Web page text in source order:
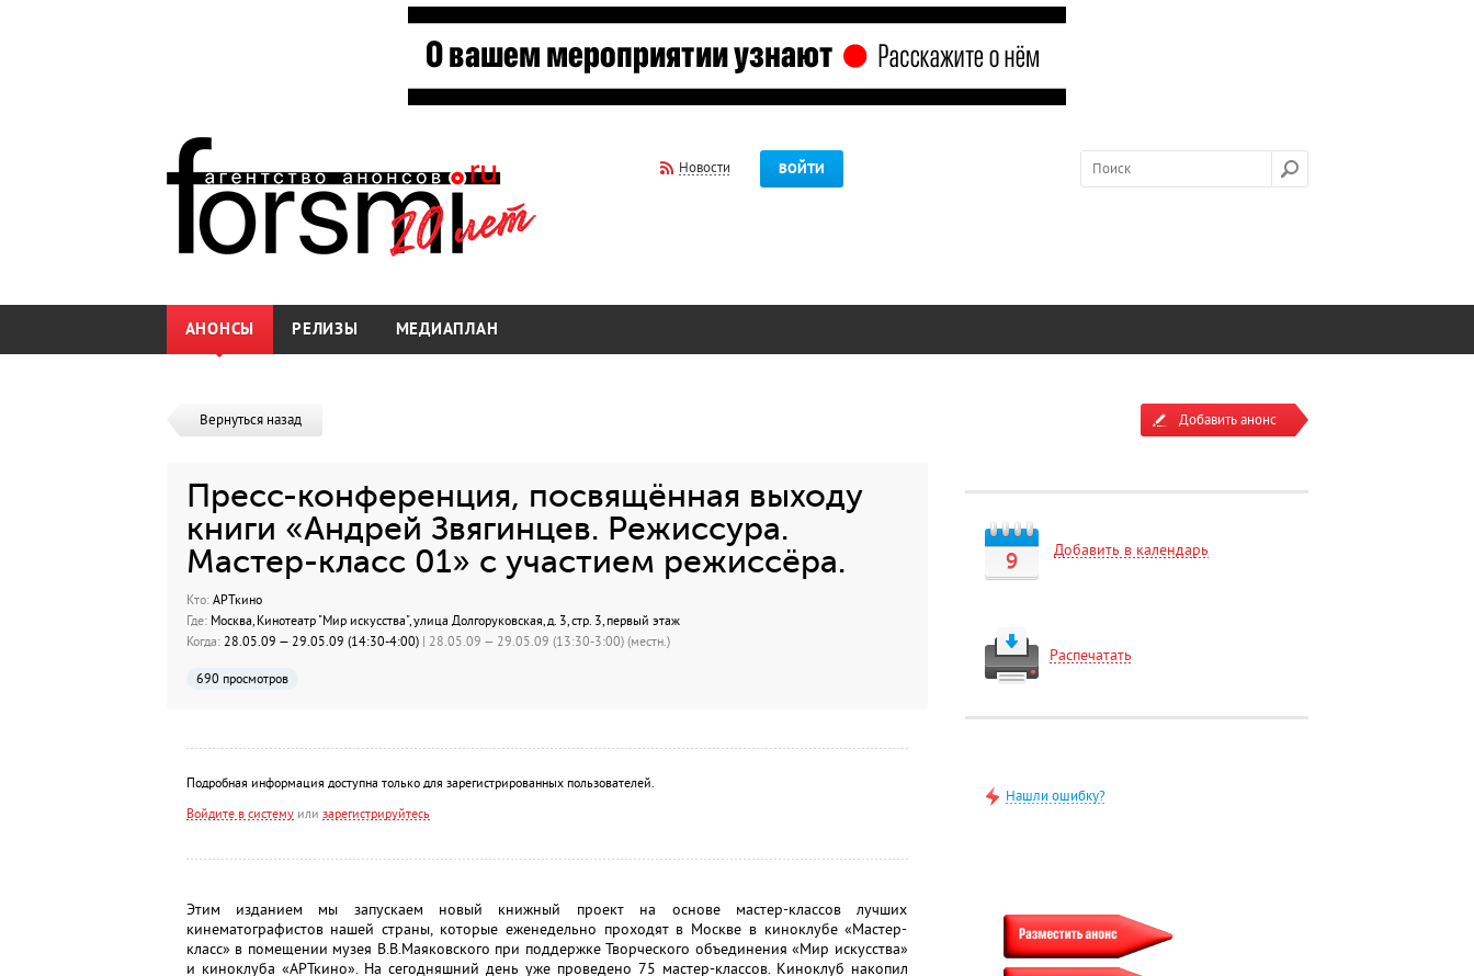
Новости ВОЙТИ
АНОНСЫ РЕЛИЗЫ МЕДИАПЛАН
Вернуться назад
Пресс-конференция, посвящённая выходу
книги «Андрей Звягинцев. Режиссура.
Мастер-класс 01» с участием режиссёра.
Кто:АРТкино
Где:Москва, Кинотеатр "Мир искусства", улица Долгоруковская, д. 3, стр. 3, первый этаж
Когда:28.05.09 — 29.05.09 (14:30-4:00) | 28.05.09 — 29.05.09 (13:30-3:00) (местн.)
690 просмотров
Подробная информация доступна только для зарегистрированных пользователей.
Войдите в системуили зарегистрируйтесь
Этим изданием мы запускаем новый книжный проект на основе мастер-классов лучших
кинематографистов нашей страны, которые еженедельно проходят в Москве в киноклубе «Мастер-
класс» в помещении музея В.В.Маяковского при поддержке Творческого объединения «Мир искусства»
и киноклуба «АРТкино». На сегодняшний день уже проведено 75 мастер-классов. Киноклуб накопил
Добавить анонс
9 Добавить в календарь
Распечатать
Нашли ошибку?